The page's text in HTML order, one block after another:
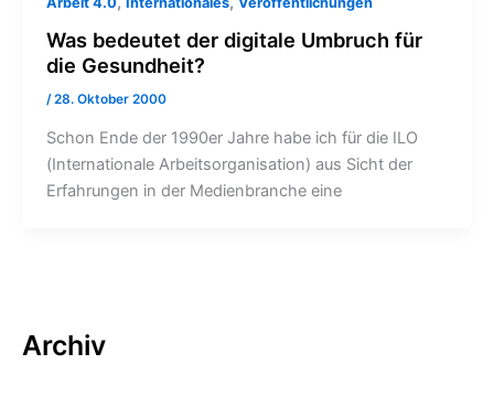
Was bedeutet der digitale Umbruch für
die Gesundheit?
/28. Oktober 2000
Schon Ende der 1990er Jahre habe ich für die ILO
(Internationale Arbeitsorganisation) aus Sicht der
Erfahrungen in der Medienbranche eine
Archiv